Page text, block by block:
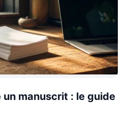
un manuscrit : le guide